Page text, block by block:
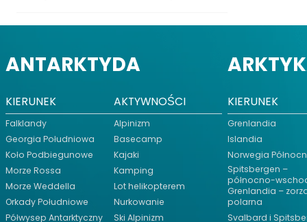
ANTARKTYDA
KIERUNEK
Falklandy
Georgia Południowa
Koło Podbiegunowe
Morze Rossa
Morze Weddella
Orkady Południowe
Półwysep Antarktyczny
AKTYWNOŚCI
Alpinizm
Basecamp
Kajaki
Kamping
Lot helikopterem
Nurkowanie
Ski Alpinizm
KIERUNEK
Grenlandia
Islandia
Norwegia
Spitsbergen –
północno-
Grenlandia –
polarna
Svalbard i